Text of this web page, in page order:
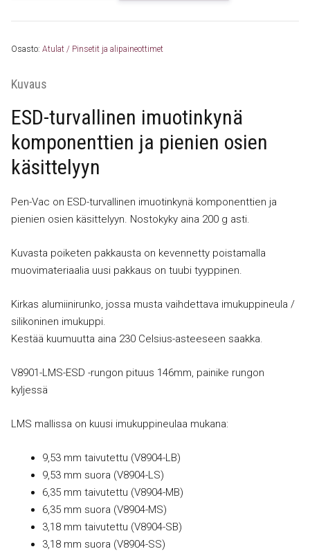
Original
Osasto: Atulat / Pinsetit ja alipaineottimet
Kuvaus
ESD-turvallinen imuotinkynä
komponenttien ja pienien osien
käsittelyyn
Pen-Vac on ESD-turvallinen imuotinkynä komponenttien ja
pienien osien käsittelyyn. Nostokyky aina 200 g asti.
Kuvasta poiketen pakkausta on kevennetty poistamalla
muovimateriaalia uusi pakkaus on tuubi tyyppinen.
Kirkas alumiinirunko, jossa musta vaihdettava imukuppineula /
silikoninen imukuppi.
Kestää kuumuutta aina 230 Celsius-asteeseen saakka.
V8901-LMS-ESD -rungon pituus 146mm, painike rungon
kyljessä
LMS mallissa on kuusi imukuppineulaa mukana:
9,53 mm taivutettu (V8904-LB)
9,53 mm suora (V8904-LS)
6,35 mm taivutettu (V8904-MB)
6,35 mm suora (V8904-MS)
3,18 mm taivutettu (V8904-SB)
3,18 mm suora (V8904-SS)